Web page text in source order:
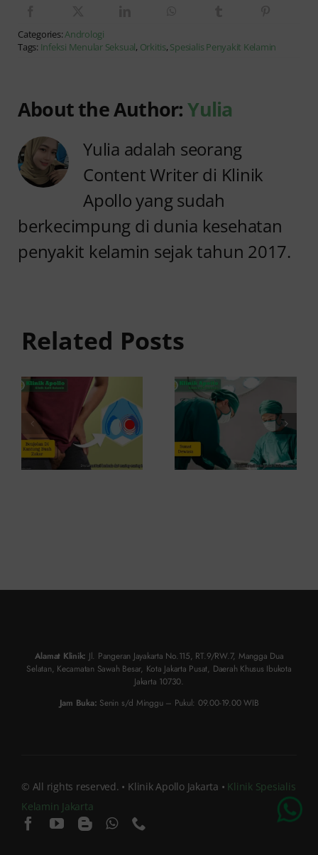
Categories:Andrologi
Tags: Infeksi Menular Seksual, Orkitis, Spesialis Penyakit Kelamin
About the Author:Yulia
Yulia adalah seorang
Content Writer di Klinik
Apollo yang sudah
berkecimpung di dunia kesehatan
penyakit kelamin sejak tahun 2017.
Related Posts
Jangan
di Kantung
Buah
Zakar, Ini
Fakta
Medisnya
Sunat
Keuntungan
dan
Risikonya?
Alamat Klinik: Jl. Pangeran Jayakarta No.115, RT.9/RW.7, Mangga Dua
Selatan, Kecamatan Sawah Besar, Kota Jakarta Pusat, Daerah Khusus Ibukota
Jakarta 10730.
Jam Buka: Senin s/d Minggu – Pukul: 09.00-19.00 WIB
© All rights reserved. • Klinik Apollo Jakarta • Klinik Spesialis
Kelamin Jakarta
Chat Dokter